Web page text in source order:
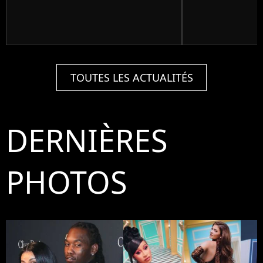
TOUTES LES ACTUALITÉS
DERNIÈRES
PHOTOS